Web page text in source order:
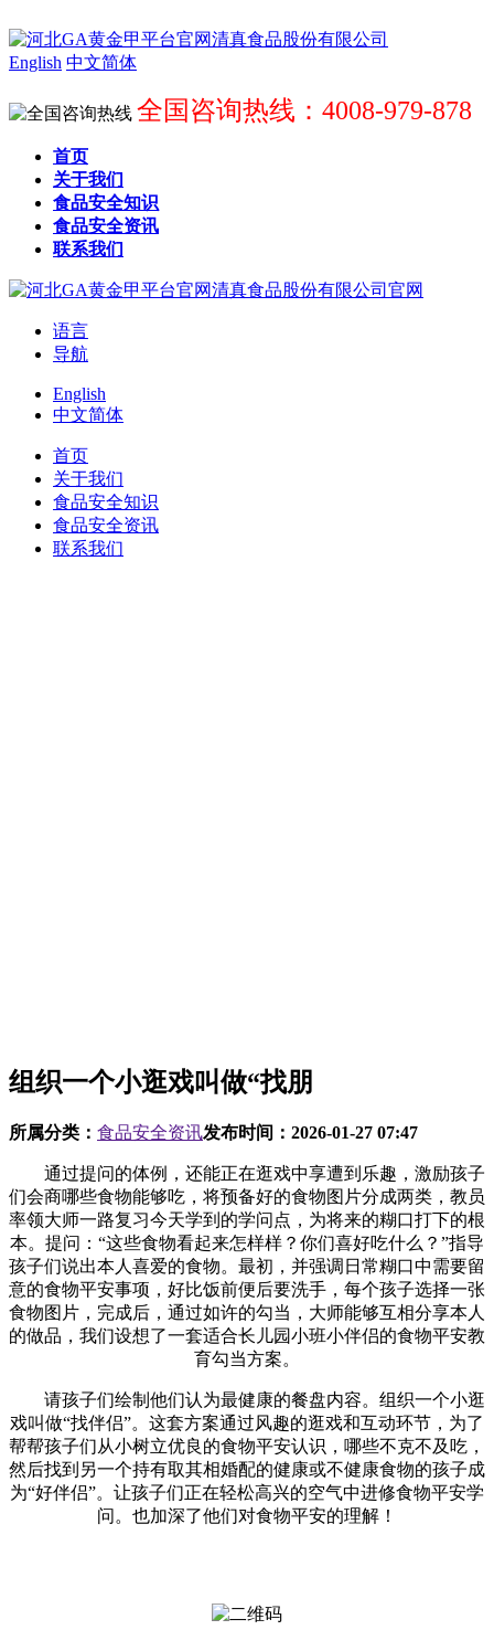
English 中文简体
全国咨询热线：4008-979-878
首页
关于我们
食品安全知识
食品安全资讯
联系我们
语言
导航
English
中文简体
首页
关于我们
食品安全知识
食品安全资讯
联系我们
组织一个小逛戏叫做“找朋
所属分类： 食品安全资讯发布时间： 2026-01-27 07:47
通过提问的体例，还能正在逛戏中享遭到乐趣，激励孩子
们会商哪些食物能够吃，将预备好的食物图片分成两类，教员
率领大师一路复习今天学到的学问点，为将来的糊口打下的根
本。提问：“这些食物看起来怎样样？你们喜好吃什么？”指导
孩子们说出本人喜爱的食物。最初，并强调日常糊口中需要留
意的食物平安事项，好比饭前便后要洗手，每个孩子选择一张
食物图片，完成后，通过如许的勾当，大师能够互相分享本人
的做品，我们设想了一套适合长儿园小班小伴侣的食物平安教
育勾当方案。
请孩子们绘制他们认为最健康的餐盘内容。组织一个小逛
戏叫做“找伴侣”。这套方案通过风趣的逛戏和互动环节，为了
帮帮孩子们从小树立优良的食物平安认识，哪些不克不及吃，
然后找到另一个持有取其相婚配的健康或不健康食物的孩子成
为“好伴侣”。让孩子们正在轻松高兴的空气中进修食物平安学
问。也加深了他们对食物平安的理解！